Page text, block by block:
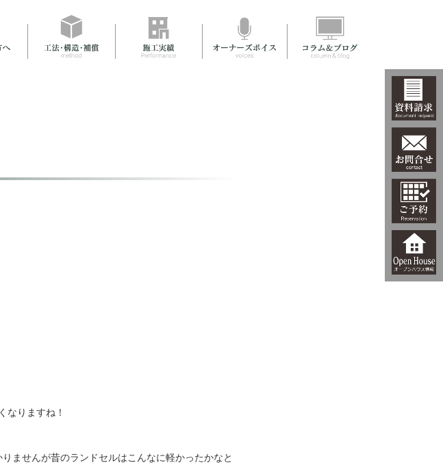
なりますね！
ませんが昔のランドセルはこんなに軽かったかなと